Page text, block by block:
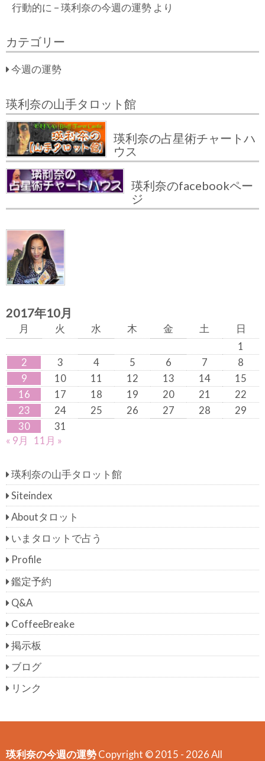
行動的に – 瑛利奈の今週の運勢より
カテゴリー
今週の運勢
瑛利奈の山手タロット館
瑛利奈の占星術チャートハ
ウス
瑛利奈のfacebookペー
ジ
2017年10月
月 火 水 木 金 土
日
1
2
3 4 5 6 7
8
9
10 11 12 13 14
15
16
17 18 19 20 21
22
23
24 25 26 27 28
29
30
31
« 9月
11月 »
瑛利奈の山手タロット館
Siteindex
Aboutタロット
いまタロットで占う
Profile
鑑定予約
Q&A
CoffeeBreake
掲示板
ブログ
リンク
瑛利奈の今週の運勢 Copyright © 2015 - 2026 All